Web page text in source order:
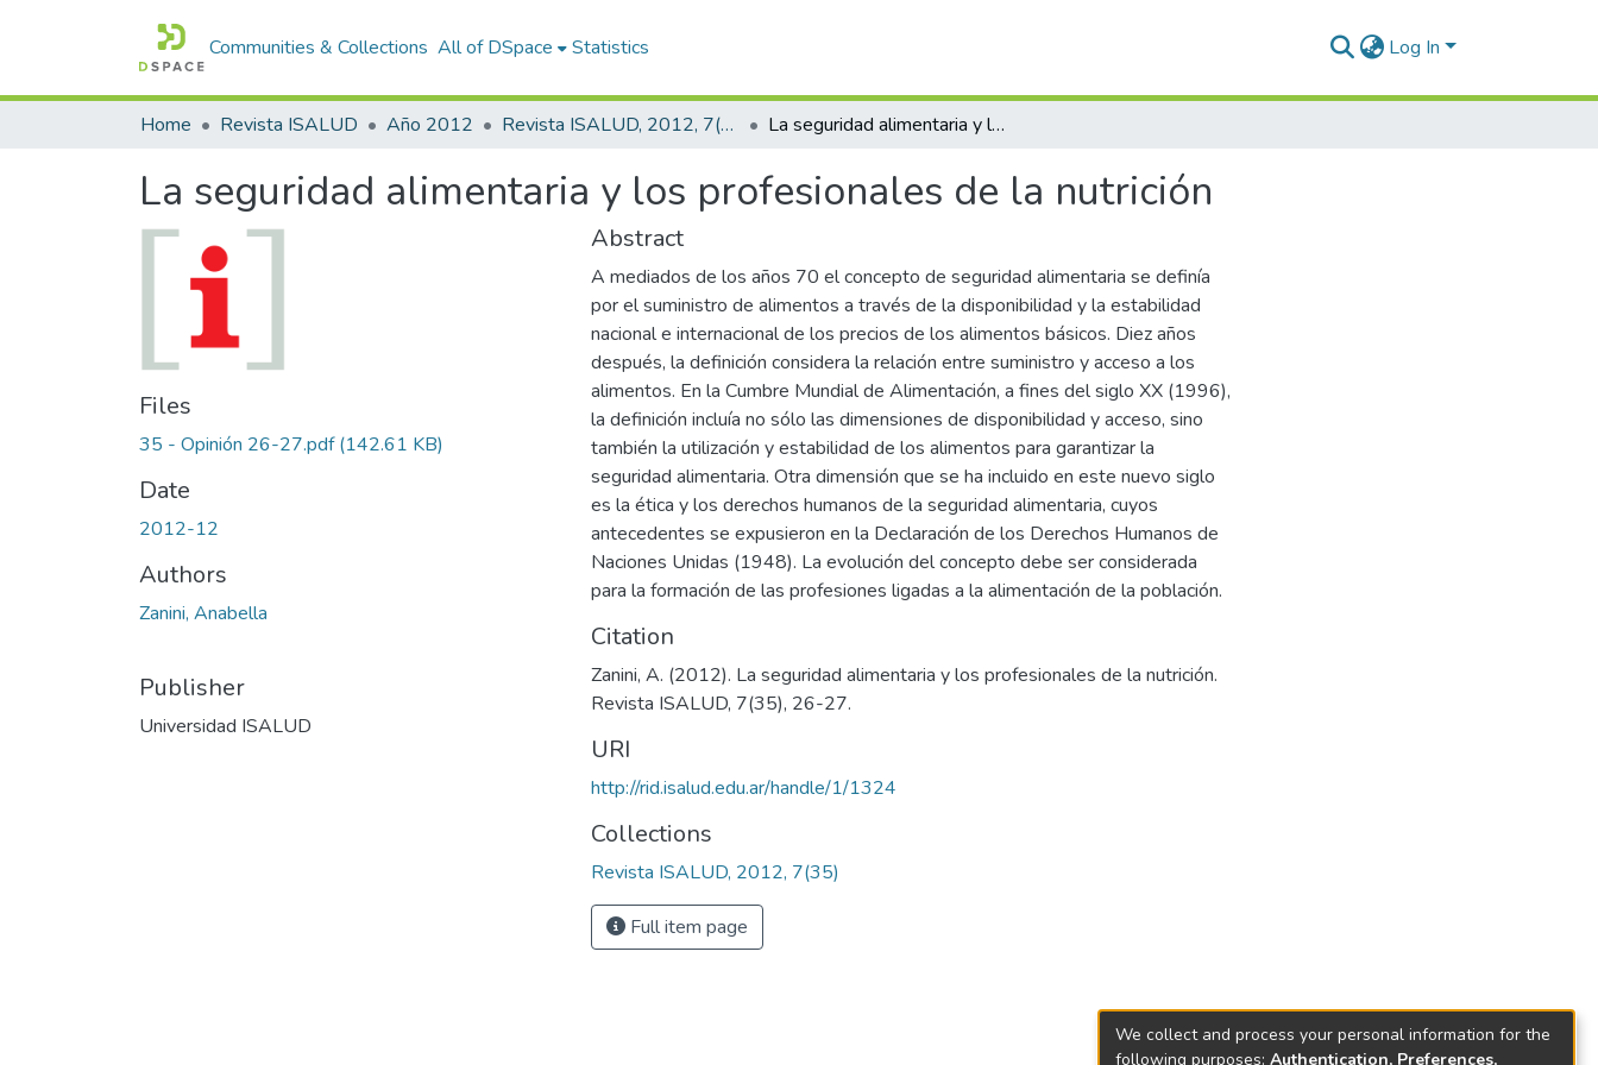
Communities & Collections All of DSpace Statistics Log In
Home Revista ISALUD Año 2012 Revista ISALUD, 2012, 7(35) La seguridad alimentaria y los profesionales de la nutrición
La seguridad alimentaria y los profesionales de la nutrición
Files
35 - Opinión 26-27.pdf(142.61 KB)
Date
2012-12
Authors
Zanini, Anabella
Publisher
Universidad ISALUD
Abstract
A mediados de los años 70 el concepto de seguridad alimentaria se definía
por el suministro de alimentos a través de la disponibilidad y la estabilidad
nacional e internacional de los precios de los alimentos básicos. Diez años
después, la definición considera la relación entre suministro y acceso a los
alimentos. En la Cumbre Mundial de Alimentación, a fines del siglo XX (1996),
la definición incluía no sólo las dimensiones de disponibilidad y acceso, sino
también la utilización y estabilidad de los alimentos para garantizar la
seguridad alimentaria. Otra dimensión que se ha incluido en este nuevo siglo
es la ética y los derechos humanos de la seguridad alimentaria, cuyos
antecedentes se expusieron en la Declaración de los Derechos Humanos de
Naciones Unidas (1948). La evolución del concepto debe ser considerada
para la formación de las profesiones ligadas a la alimentación de la población.
Citation
Zanini, A. (2012). La seguridad alimentaria y los profesionales de la nutrición.
Revista ISALUD, 7(35), 26-27.
URI
http://rid.isalud.edu.ar/handle/1/1324
Collections
Revista ISALUD, 2012, 7(35)
Full item page
We collect and process your personal information for the
following purposes: Authentication, Preferences,